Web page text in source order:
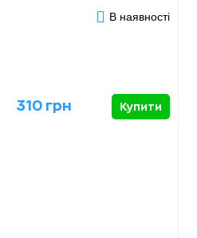
В наявності
310 грн Купити